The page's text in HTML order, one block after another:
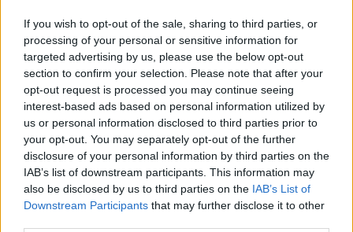
If you wish to opt-out of the sale, sharing to third parties, or
processing of your personal or sensitive information for
targeted advertising by us, please use the below opt-out
section to confirm your selection. Please note that after your
opt-out request is processed you may continue seeing
interest-based ads based on personal information utilized by
us or personal information disclosed to third parties prior to
your opt-out. You may separately opt-out of the further
disclosure of your personal information by third parties on the
IAB’s list of downstream participants. This information may
also be disclosed by us to third parties on the IAB’s List of
Downstream Participants that may further disclose it to other
MĀJOKLIS
Īrnieks atbalsta Krievijas agresiju – vai drīkstu viņu izlikt no
dzīvokļa?